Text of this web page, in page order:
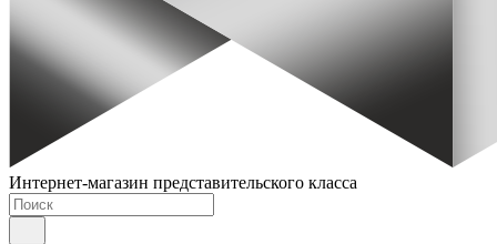
Интернет-магазин представительского класса